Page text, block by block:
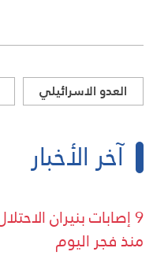
العدو الاسرائيلي
آخر الأخبار
9 إصابات بنيران
منذ فجر اليوم